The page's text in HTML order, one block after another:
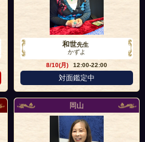
和世先生
かずよ
8/10(月)
12:00-22:00
対面鑑定中
岡山